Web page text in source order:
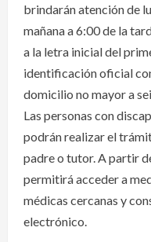
brindarán atención de
mañana a 6:00 de la
a la letra inicial del
identificación oficial
domicilio no mayor a
Las personas con
podrán realizar el
padre o tutor. A partir
permitirá acceder a
médicas cercanas y
electrónico.